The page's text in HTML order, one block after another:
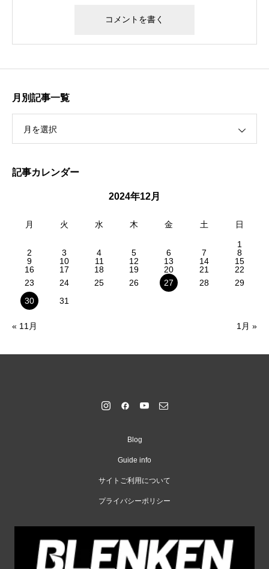
月別記事一覧
月を選択
記事カレンダー
2024年12月
月 火 水 木 金 土 日
1
2
3 4 5 6 7
8
9
10 11 12 13 14
15
16
17 18 19 20 21
22
23
24 25 26 27 28
29
30
31
« 11月 1月 »
Blog
Guide info
サイトご利用について
プライバシーポリシー